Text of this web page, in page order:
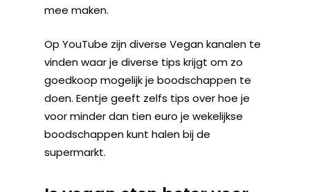
mee maken.
Op YouTube zijn diverse Vegan kanalen te
vinden waar je diverse tips krijgt om zo
goedkoop mogelijk je boodschappen te
doen. Eentje geeft zelfs tips over hoe je
voor minder dan tien euro je wekelijkse
boodschappen kunt halen bij de
supermarkt.